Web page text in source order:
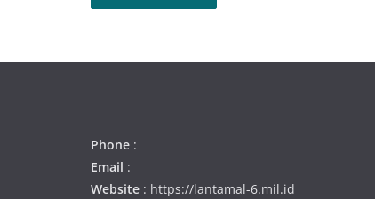
Phone :
Email :
Website : https://lantamal-6.mil.id